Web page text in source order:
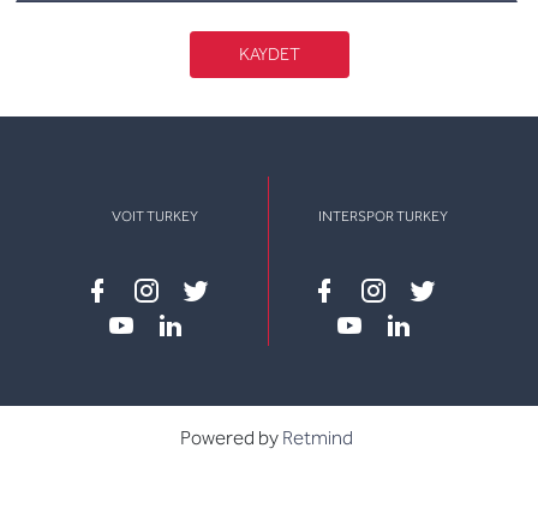
KAYDET
VOIT TURKEY
Facebook
instagram
twitter
INTERSPOR TURKEY
Facebook
instagram
twitter
Powered by Retmind